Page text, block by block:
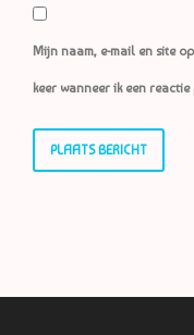
Mijn naam, e-mail en site
keer wanneer ik een reactie